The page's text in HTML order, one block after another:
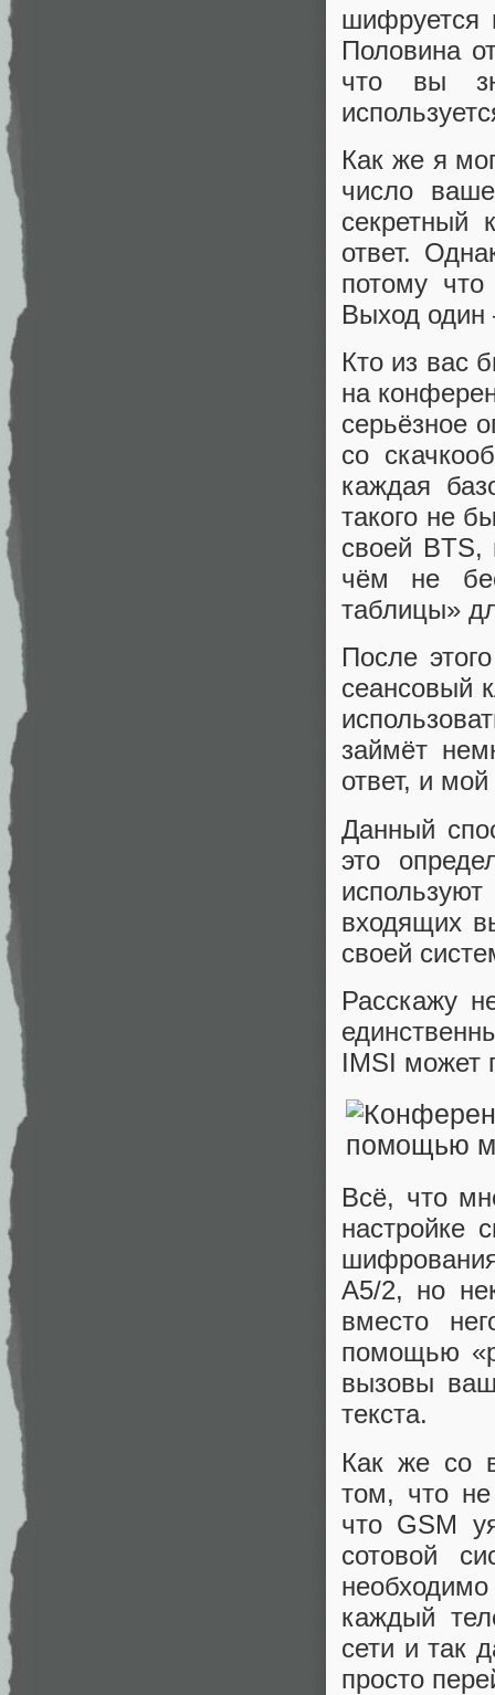
шифруется
Половина
что вы
Как же я
число
секретный
ответ.
потому
Выход один
Кто из вас
на
серьёзное
со
каждая
такого не
своей BTS,
чём не
таблицы»
После
сеансовый
займёт
ответ, и
Данный
это
входящих
своей
Расскажу
IMSI может
Всё, что
настройке
A5/2, но
вместо
помощью
вызовы
текста.
Как же со
том, что не
что GSM
сотовой
каждый
сети и так
просто